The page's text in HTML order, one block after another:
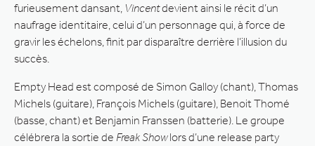
furieusement dansant, Vincentdevient ainsi le récit d’un
naufrage identitaire, celui d’un personnage qui, à force de
gravir les échelons, finit par disparaître derrière l’illusion du
succès.
Empty Head est composé de Simon Galloy (chant), Thomas
Michels (guitare), François Michels (guitare), Benoit Thomé
(basse, chant) et Benjamin Franssen (batterie). Le groupe
célébrera la sortie de Freak Showlors d’une release party